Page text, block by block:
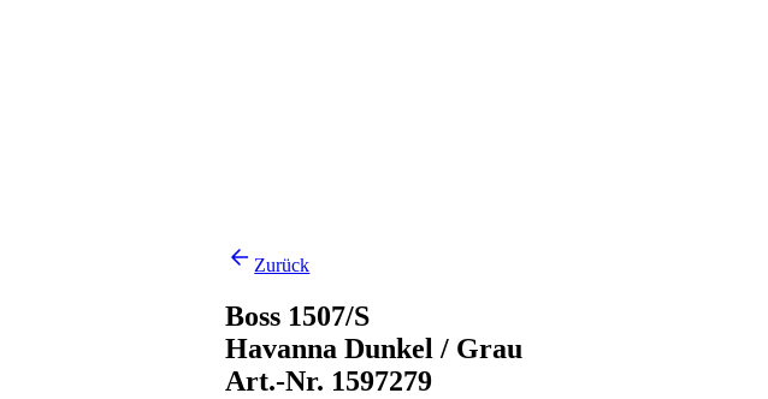
Zurück
Boss 1507/S
Havanna Dunkel / Grau
Art.-Nr. 1597279